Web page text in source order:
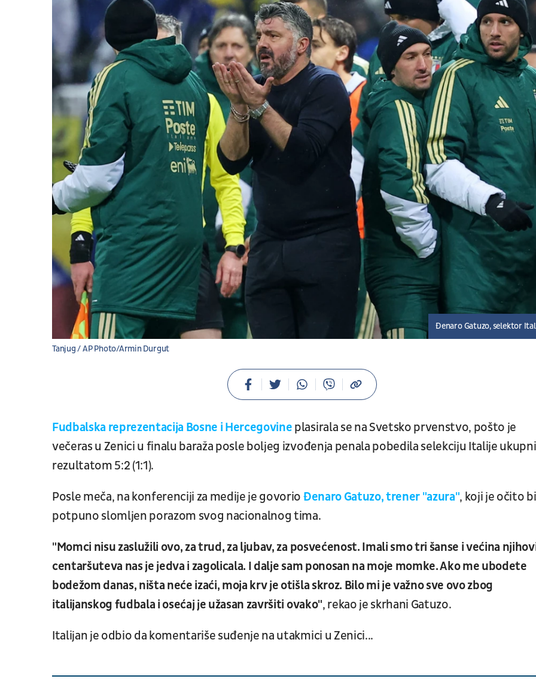
Tanjug / AP Photo/Armin Durgut
Đenaro Gatuzo, selektor
Fudbalska reprezentacija Bosne i Hercegovine plasirala se na Svetsko prvenstvo, pošto je
večeras u Zenici u finalu baraža posle boljeg izvođenja penala pobedila selekciju Italije
rezultatom 5:2 (1:1).
Posle meča, na konferenciji za medije je govorio Đenaro Gatuzo, trener "azura", koji je očito
potpuno slomljen porazom svog nacionalnog tima.
"Momci nisu zaslužili ovo, za trud, za ljubav, za posvećenost. Imali smo tri šanse i većina
centaršuteva nas je jedva i zagolicala. I dalje sam ponosan na moje momke. Ako me ubodete
bodežom danas, ništa neće izaći, moja krv je otišla skroz. Bilo mi je važno sve ovo zbog
italijanskog fudbala i osećaj je užasan završiti ovako", rekao je skrhani Gatuzo.
Italijan je odbio da komentariše suđenje na utakmici u Zenici...